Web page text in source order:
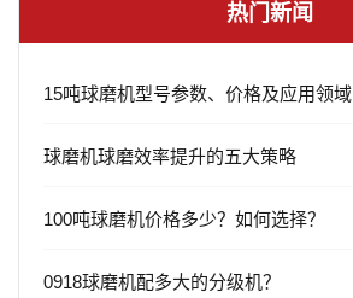
热门新闻
15吨球磨机型号参数、价格及应用领域
球磨机球磨效率提升的五大策略
100吨球磨机价格多少？如何选择？
0918球磨机配多大的分级机？